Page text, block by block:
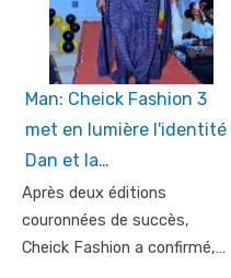
Man: Cheick Fashion 3
met en lumière l'identité
Dan et la…
Après deux éditions
couronnées de succès,
Cheick Fashion a confirmé,…